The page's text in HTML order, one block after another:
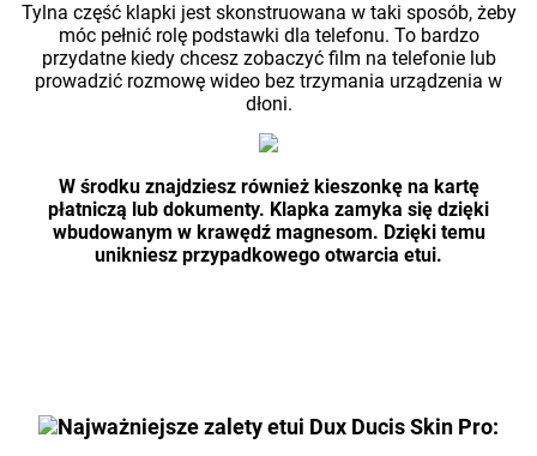
Tylna część klapki jest skonstruowana w taki sposób, żeby
móc pełnić rolę podstawki dla telefonu. To bardzo
przydatne kiedy chcesz zobaczyć film na telefonie lub
prowadzić rozmowę wideo bez trzymania urządzenia w
dłoni.
W środku znajdziesz również kieszonkę na kartę
płatniczą lub dokumenty. Klapka zamyka się dzięki
wbudowanym w krawędź magnesom. Dzięki temu
unikniesz przypadkowego otwarcia etui.
Najważniejsze zalety etui Dux Ducis Skin Pro: